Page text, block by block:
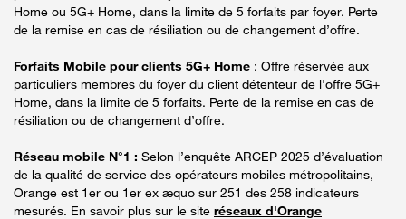
Home ou 5G+ Home, dans la limite de 5 forfaits par foyer. Perte
de la remise en cas de résiliation ou de changement d’offre.
Forfaits Mobile pour clients 5G+ Home : Offre réservée aux
particuliers membres du foyer du client détenteur de l'offre 5G+
Home, dans la limite de 5 forfaits. Perte de la remise en cas de
résiliation ou de changement d’offre.
Réseau mobile N°1 : Selon l’enquête ARCEP 2025 d’évaluation
de la qualité de service des opérateurs mobiles métropolitains,
Orange est 1er ou 1er ex æquo sur 251 des 258 indicateurs
mesurés. En savoir plus sur le site réseaux d'Orange